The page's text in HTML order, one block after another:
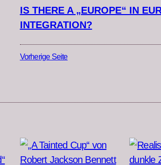
IS THERE A „EUROPE“ IN
INTEGRATION?
Vorherige Seite